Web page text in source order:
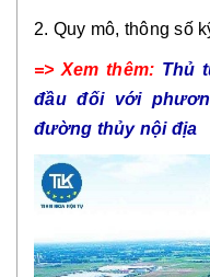
2. Quy mô, thông số
=> Xem thêm: Thủ
đầu đối với
đường thủy nội địa